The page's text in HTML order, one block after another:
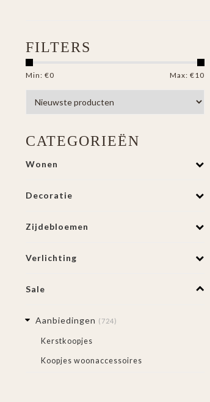
FILTERS
Min: €0 Max: €10
CATEGORIEËN
Wonen
Decoratie
Zijdebloemen
Verlichting
Sale
Aanbiedingen (724)
Kerstkoopjes
Koopjes woonaccessoires